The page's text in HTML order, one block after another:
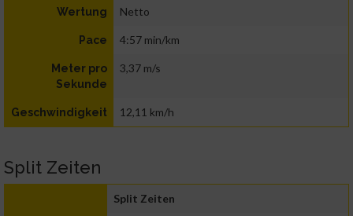
Wertung Netto
Pace 4:57 min/km
Meter pro
Sekunde
3,37 m/s
Geschwindigkeit 12,11 km/h
Split Zeiten
Split Zeiten